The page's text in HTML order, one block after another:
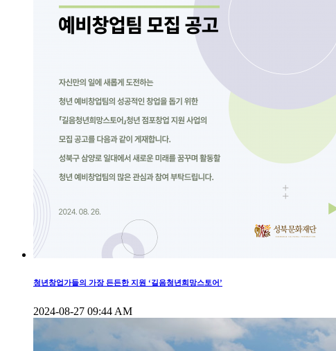
청년창업가들의 가장 든든한 지원 ‘길음청년희망스토어’
2024-08-27 09:44 AM